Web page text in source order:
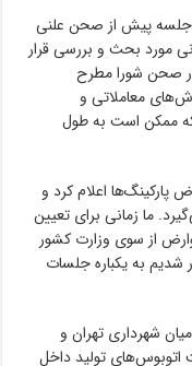
جلسه پیش از صحن علنی
مورد بحث و بررسی قرار
صحن شورا مطرح
معاملاتی و
که ممکن است به طول
پارکینگ‌ها اعلام کرد و
ما زمانی برای تعیین
از سوی وزارت کشور
شدیم به یکباره جلسات
شهرداری تهران و
تولید داخل